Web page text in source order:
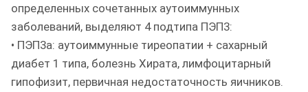
определенных сочетанных аутоиммунных
заболеваний, выделяют 4 подтипа ПЭП3:
• ПЭП3а: аутоиммунные тиреопатии + сахарный
диабет 1 типа, болезнь Хирата, лимфоцитарный
гипофизит, первичная недостаточность яичников.